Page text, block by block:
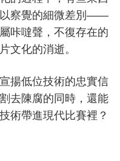
以察覺的細微差別——
咔噠聲，不復存在的
文化的消逝。
揚低位技術的忠實信
去陳腐的同時，還能
術帶進現代比賽裡？